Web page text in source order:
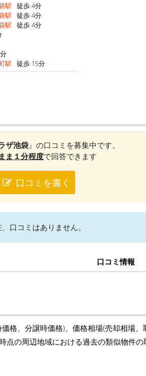
駅 徒歩 4分
駅 徒歩 4分
駅 徒歩 4分
駅 徒歩 15分
ザ池袋』の口コミを募集中です。
ま１分程度で回答できます
口コミを書く
口コミはありません。
口コミ情報
格、分譲時価格)、価格相場(売却相場
の周辺地域における過去の類似物件